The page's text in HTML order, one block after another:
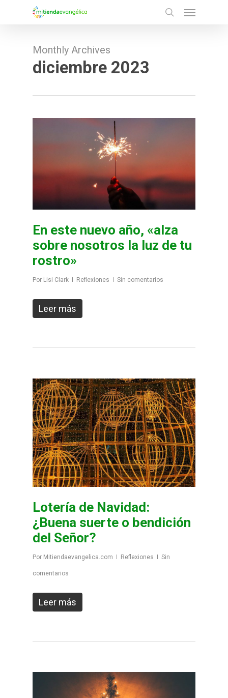
Monthly Archives
diciembre 2023
En este nuevo año, «alza
sobre nosotros la luz de tu
rostro»
Por Lisi Clark Reflexiones Sin comentarios
Leer más
Lotería de Navidad:
¿Buena suerte o bendición
del Señor?
Por Mitiendaevangelica.com Reflexiones Sin
comentarios
Leer más